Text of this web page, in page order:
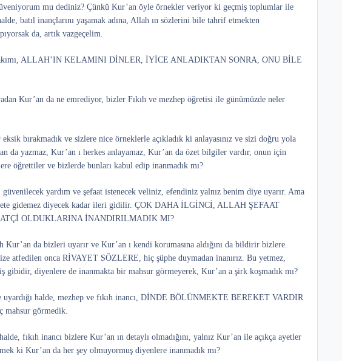
mu dediniz? Çünkü Kur’an öyle örnekler veriyor ki geçmiş toplumlar ile
batıl inançlarını yaşamak adına, Allah ın sözlerini bile tahrif etmekten
da, artık vazgeçelim.
ALLAH’IN KELAMINI DİNLER, İYİCE ANLADIKTAN SONRA, ONU BİLE
Kur’an da ne emrediyor, bizler Fıkıh ve mezhep öğretisi ile günümüzde neler
bırakmadık ve sizlere nice örneklerle açıkladık ki anlayasınız ve sizi doğru yola
da yazmaz, Kur’an ı herkes anlayamaz, Kur’an da özet bilgiler vardır, onun için
öğrettiler ve bizlerde bunları kabul edip inanmadık mı?
yardım ve şefaat istenecek veliniz, efendiniz yalnız benim diye uyarır. Ama
gidemez diyecek kadar ileri gidilir. ÇOK DAHA İLGİNCİ, ALLAH ŞEFAAT
OLDUKLARINA İNANDIRILMADIK MI?
Kur’an da bizleri uyarır ve Kur’an ı kendi korumasına aldığını da bildirir bizlere.
atfedilen onca RİVAYET SÖZLERE, hiç şüphe duymadan inanırız. Bu yetmez,
diyenlere de inanmakta bir mahsur görmeyerek, Kur’an a şirk koşmadık mı?
halde, mezhep ve fıkıh inancı, DİNDE BÖLÜNMEKTE BEREKET VARDIR
mahsur görmedik.
fıkıh inancı bizlere Kur’an ın detaylı olmadığını, yalnız Kur’an ile açıkça ayetler
ki Kur’an da her şey olmuyormuş diyenlere inanmadık mı?